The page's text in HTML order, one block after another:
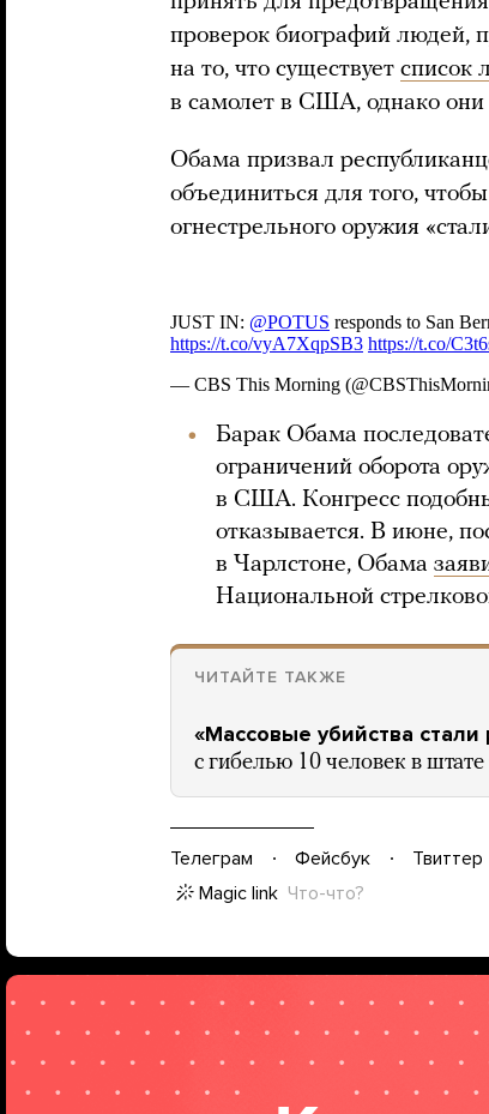
проверок биографий людей,
на то, что существует список
в самолет в США, однако
Обама призвал
объединиться для того,
огнестрельного оружия
Барак Обама
ограничений оборота
в США. Конгресс
отказывается. В июне,
в Чарлстоне, Обама
Национальной
ЧИТАЙТЕ ТАКЖЕ
«Массовые убийства стали
с гибелью 10 человек в
Телеграм Фейсбук Твиттер
Magic link Что-что?